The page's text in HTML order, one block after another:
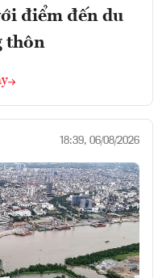
điểm đến du
thôn
18:39, 06/08/2026